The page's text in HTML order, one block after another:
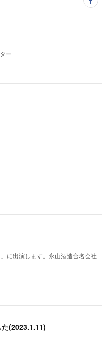
ー
に出演します。永山酒造合名会社
(2023.1.11)